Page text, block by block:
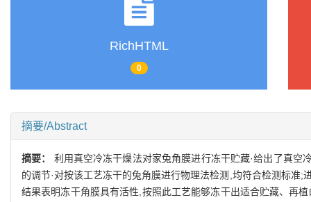
RichHTML
0
摘要/Abstract
摘要： 利用真空冷冻干燥法对家兔角膜进行冻干贮藏·给出了真
的调节·对按该工艺冻干的兔角膜进行物理法检测,均符合检测标准
结果表明冻干角膜具有活性,按照此工艺能够冻干出适合贮藏、再